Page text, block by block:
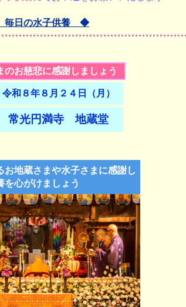
日の水子供養 ◆
のお慈悲に感謝しましょう
令和８年８月２４日（月）
常光円満寺 地蔵堂
お地蔵さまや水子さまに感謝し
を心がけましょう